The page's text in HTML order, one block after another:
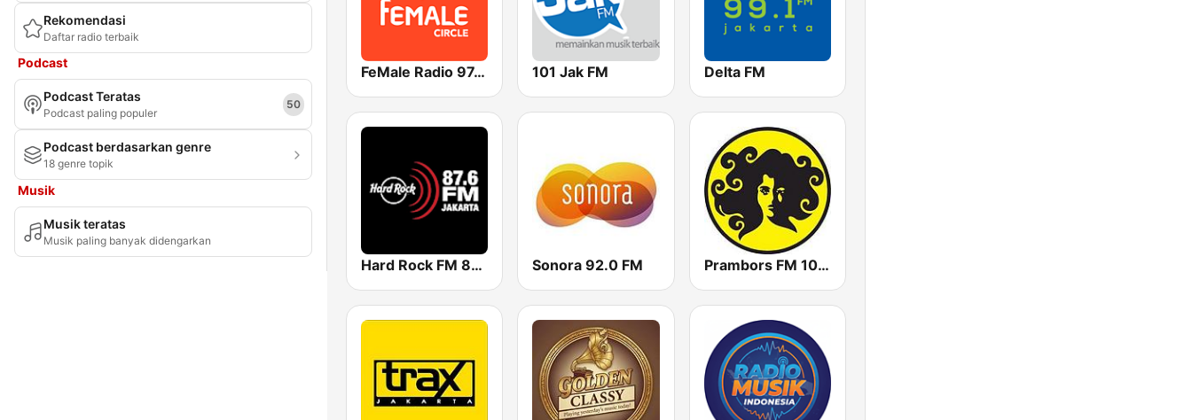
Rekomendasi
Daftar radio terbaik
Podcast
Podcast Teratas
Podcast paling populer
50
Podcast berdasarkan genre
18 genre topik
Musik
Musik teratas
Musik paling banyak didengarkan
FeMale Radio 97.9 FM 101 Jak FM Delta FM
Hard Rock FM 87.6 - Jakarta Sonora 92.0 FM Prambors FM 102.2 Jakarta